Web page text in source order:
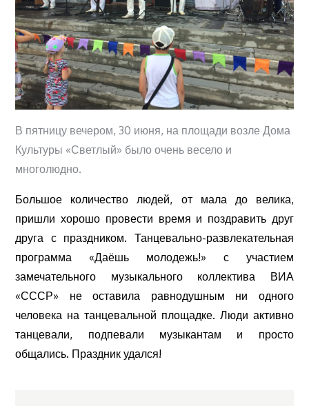
В пятницу вечером, 30 июня, на площади возле Дома
Культуры «Светлый» было очень весело и
многолюдно.
Большое количество людей, от мала до велика,
пришли хорошо провести время и поздравить друг
друга с праздником. Танцевально-развлекательная
программа «Даёшь молодежь!» с участием
замечательного музыкального коллектива ВИА
«СССР» не оставила равнодушным ни одного
человека на танцевальной площадке. Люди активно
танцевали, подпевали музыкантам и просто
общались. Праздник удался!